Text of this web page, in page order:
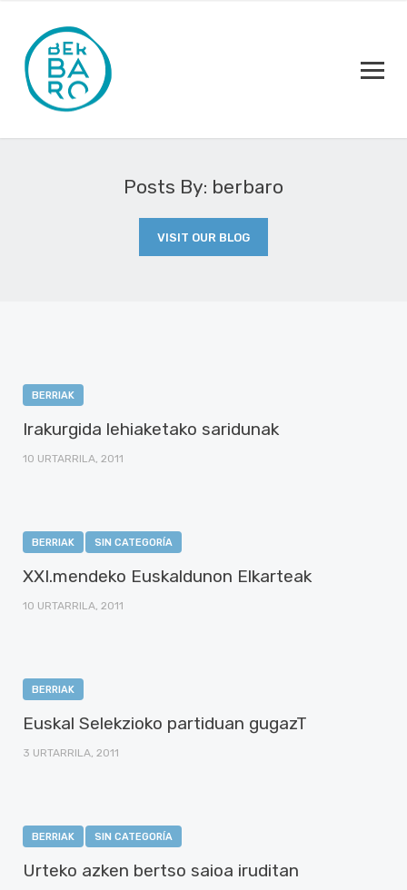
Posts By: berbaro
VISIT OUR BLOG
BERRIAK
Irakurgida lehiaketako saridunak
10 URTARRILA, 2011
BERRIAK SIN CATEGORÍA
XXI.mendeko Euskaldunon Elkarteak
10 URTARRILA, 2011
BERRIAK
Euskal Selekzioko partiduan gugazT
3 URTARRILA, 2011
BERRIAK SIN CATEGORÍA
Urteko azken bertso saioa iruditan